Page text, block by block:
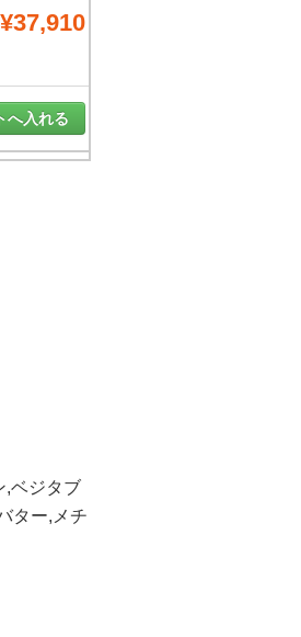
¥37,910
,ベジタブ
ター,メチ